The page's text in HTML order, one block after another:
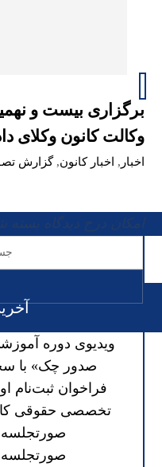
برگزاری بیست و
وکالت کانون وکلای
اخبار , اخبار کانون,گزارش
صدور چک» با
فراخوان ثبت‌نام
تخصصی حقوقی
صورتجلسه ۷۷ – دوره سیزدهم
صورتجلسه ۷۶ – دوره سیزدهم